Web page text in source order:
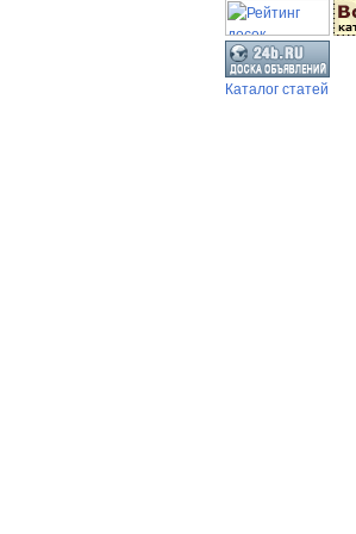
Каталог статей